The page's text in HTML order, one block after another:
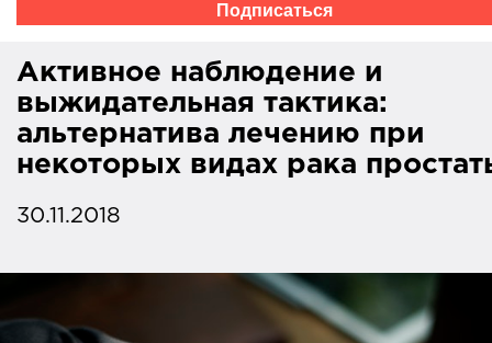
Подписаться
Активное наблюдение и
выжидательная тактика:
альтернатива лечению при
некоторых видах рака
30.11.2018